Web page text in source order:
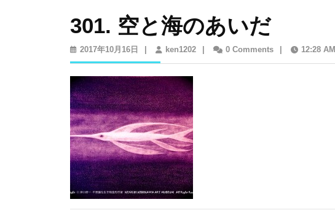
301. 空と海のあいだ
2017年10月16日
2017
年
月
16
日
ken1202ken12020 Comments 12:28 AM